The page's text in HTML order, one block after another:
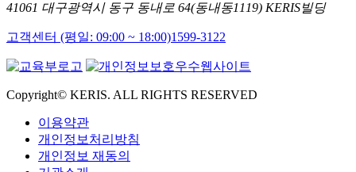
41061 대구광역시 동구 동내로 64(동내동1119) KERIS빌딩
고객센터 (평일: 09:00 ~ 18:00)1599-3122
Copyright© KERIS. ALL RIGHTS RESERVED
이용약관
개인정보처리방침
개인정보 재동의